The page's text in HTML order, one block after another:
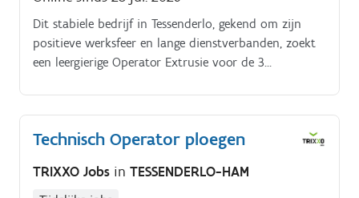
Dit stabiele bedrijf in Tessenderlo, gekend om zijn
positieve werksfeer en lange dienstverbanden, zoekt
een leergierige Operator Extrusie voor de 3
Technisch Operator ploegen
TRIXXO Jobs in TESSENDERLO-HAM